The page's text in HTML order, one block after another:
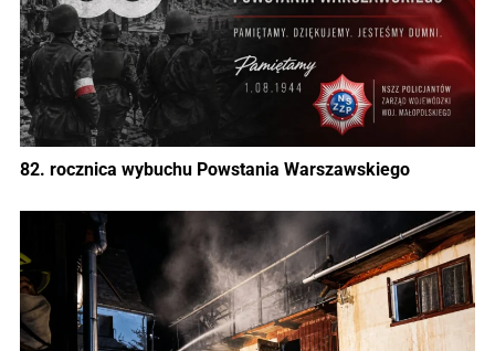
82. rocznica wybuchu Powstania Warszawskiego